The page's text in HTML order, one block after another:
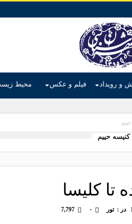
و رویداد فیلم و عکس محیط
حییم
تا کلیسا
در :تور ۰ 7,797